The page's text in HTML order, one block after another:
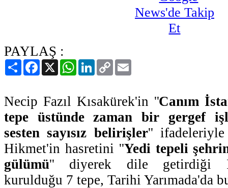
PAYLAŞ :
PaylaşFacebook
X WhatsAppLinkedIn
Copy
Link
Necip Fazıl Kısakürek'in ''Canım
tepe üstünde zaman bir gergef
sesten sayısız belirişler''
Hikmet'in hasretini ''Yedi tepeli
gülümü'' diyerek dile getirdiği
kurulduğu 7 tepe, Tarihi Yarımada'da